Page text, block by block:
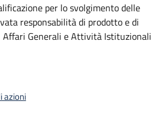
per lo svolgimento delle
responsabilità di prodotto e di
Generali e Attività Istituzionali
azioni